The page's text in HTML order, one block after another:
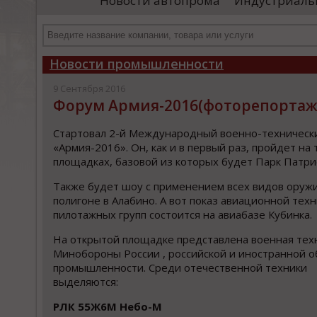
«Уральские локомотивы»)
Новости промышленности
9 Сентября 2016
Форум Армия-
Стартовал 2-й Международный военно-
«Армия-2016». Он, как и в первый раз, пройдет на
площадках, базовой из которых будет Парк
Также будет шоу с применением всех видов
полигоне в Алабино. А вот показ авиационной
пилотажных групп состоится на авиабазе Кубинка.
На открытой площадке представлена военная
Минобороны России , российской и иностранной
промышленности. Среди отечественной техники
выделяются:
РЛК 55Ж6М Небо-М